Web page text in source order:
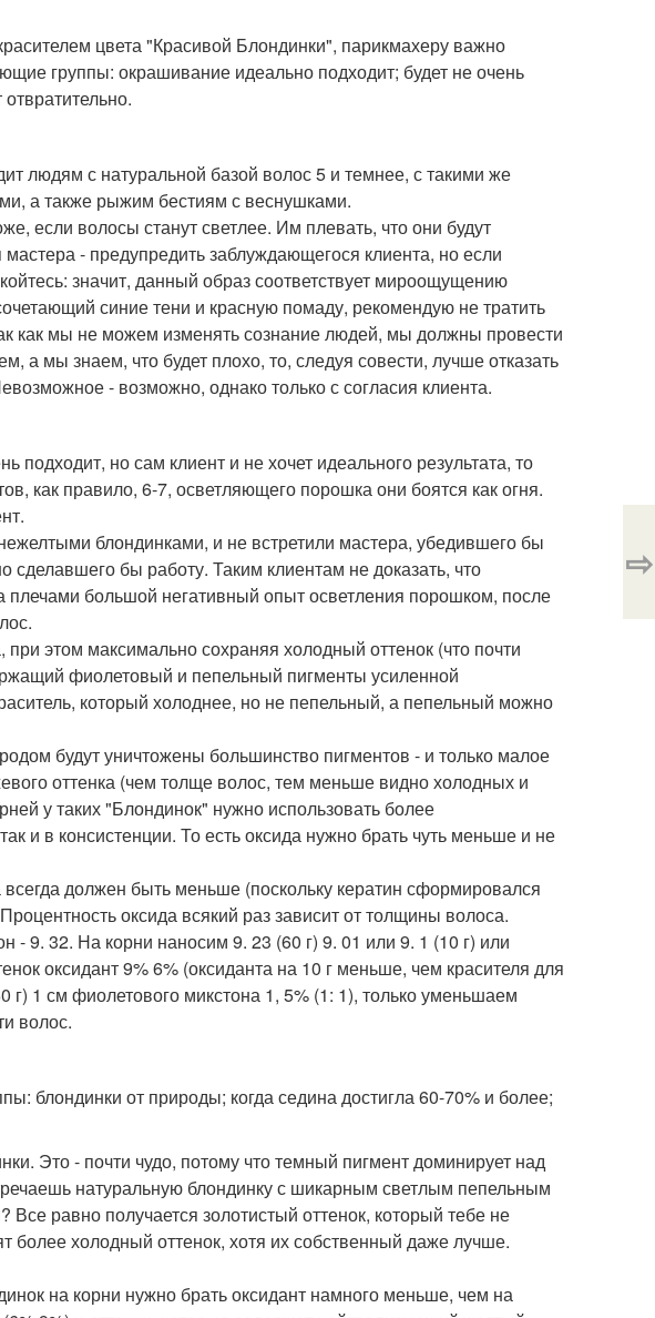
цвета "Красивой Блондинки", парикмахеру важно
группы: окрашивание идеально подходит; будет не очень
людям с натуральной базой волос 5 и темнее, с такими же
а также рыжим бестиям с веснушками.
если волосы станут светлее. Им плевать, что они будут
- предупредить заблуждающегося клиента, но если
значит, данный образ соответствует мироощущению
синие тени и красную помаду, рекомендую не тратить
как мы не можем изменять сознание людей, мы должны провести
а мы знаем, что будет плохо, то, следуя совести, лучше отказать
- возможно, однако только с согласия клиента.
подходит, но сам клиент и не хочет идеального результата, то
как правило, 6-7, осветляющего порошка они боятся как огня.
блондинками, и не встретили мастера, убедившего бы
бы работу. Таким клиентам не доказать, что
плечами большой негативный опыт осветления порошком, после
этом максимально сохраняя холодный оттенок (что почти
фиолетовый и пепельный пигменты усиленной
который холоднее, но не пепельный, а пепельный можно
будут уничтожены большинство пигментов - и только малое
оттенка (чем толще волос, тем меньше видно холодных и
у таких "Блондинок" нужно использовать более
и в консистенции. То есть оксида нужно брать чуть меньше и не
должен быть меньше (поскольку кератин сформировался
оксида всякий раз зависит от толщины волоса.
9. 32. На корни наносим 9. 23 (60 г) 9. 01 или 9. 1 (10 г) или
оксидант 9% 6% (оксиданта на 10 г меньше, чем красителя для
1 см фиолетового микстона 1, 5% (1: 1), только уменьшаем
волос.
блондинки от природы; когда седина достигла 60-70% и более;
Это - почти чудо, потому что темный пигмент доминирует над
натуральную блондинку с шикарным светлым пепельным
равно получается золотистый оттенок, который тебе не
более холодный оттенок, хотя их собственный даже лучше.
на корни нужно брать оксидант намного меньше, чем на
⇨